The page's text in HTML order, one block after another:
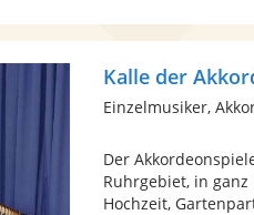
Kalle der
Einzelmusiker,
Der
Ruhrgebiet, in
Hochzeit,